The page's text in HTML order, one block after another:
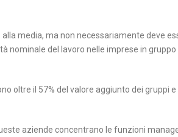
media, ma non necessariamente deve
nominale del lavoro nelle imprese in
oltre il 57% del valore aggiunto dei gruppi
aziende concentrano le funzioni